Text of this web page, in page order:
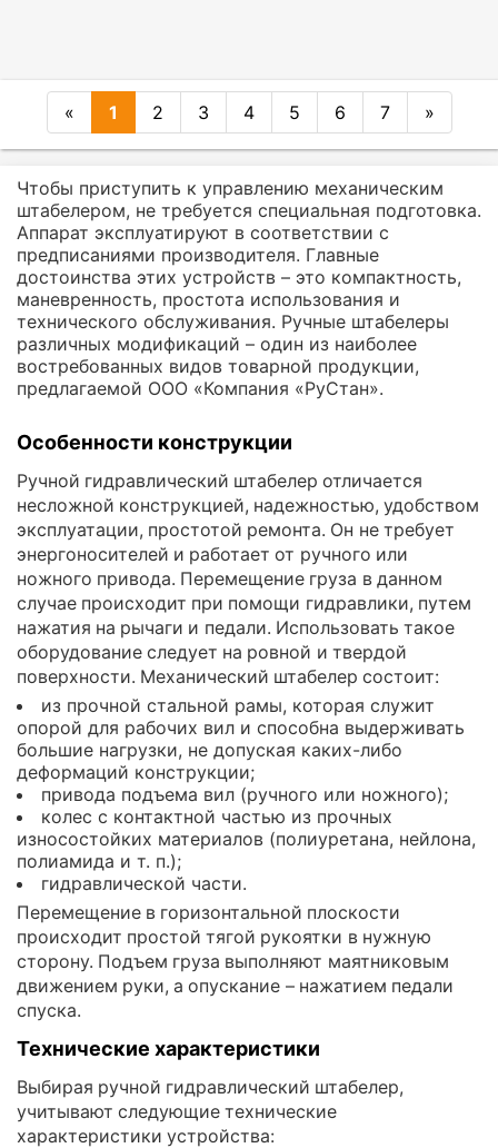
« 1 2 3 4 5 6 7 »
Чтобы приступить к управлению механическим
штабелером, не требуется специальная подготовка.
Аппарат эксплуатируют в соответствии с
предписаниями производителя. Главные
достоинства этих устройств – это компактность,
маневренность, простота использования и
технического обслуживания. Ручные штабелеры
различных модификаций – один из наиболее
востребованных видов товарной продукции,
предлагаемой ООО «Компания «РуСтан».
Особенности конструкции
Ручной гидравлический штабелер отличается
несложной конструкцией, надежностью, удобством
эксплуатации, простотой ремонта. Он не требует
энергоносителей и работает от ручного или
ножного привода. Перемещение груза в данном
случае происходит при помощи гидравлики, путем
нажатия на рычаги и педали. Использовать такое
оборудование следует на ровной и твердой
поверхности. Механический штабелер состоит:
из прочной стальной рамы, которая служит
опорой для рабочих вил и способна выдерживать
большие нагрузки, не допуская каких-либо
деформаций конструкции;
привода подъема вил (ручного или ножного);
колес с контактной частью из прочных
износостойких материалов (полиуретана, нейлона,
полиамида и т. п.);
гидравлической части.
Перемещение в горизонтальной плоскости
происходит простой тягой рукоятки в нужную
сторону. Подъем груза выполняют маятниковым
движением руки, а опускание – нажатием педали
спуска.
Технические характеристики
Выбирая ручной гидравлический штабелер,
учитывают следующие технические
характеристики устройства: